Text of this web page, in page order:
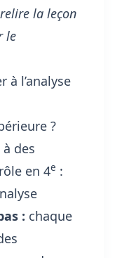
la leçon
le
à l’analyse
?
des
en 4e :
: chaque